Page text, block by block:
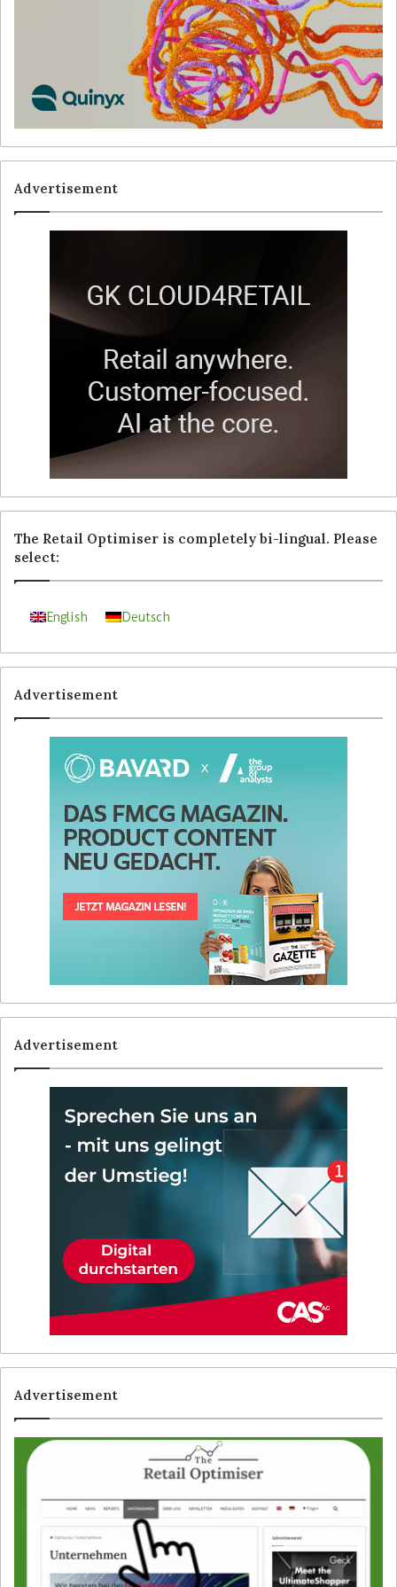
Advertisement
The Retail Optimiser is completely bi-lingual. Please
select:
English Deutsch
Advertisement
Advertisement
Advertisement